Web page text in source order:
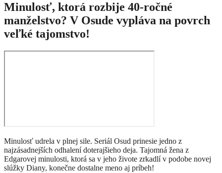
Minulosť, ktorá rozbije 40-ročné
manželstvo? V Osude vypláva na povrch
veľké tajomstvo!
Minulosť udrela v plnej sile. Seriál Osud prinesie jedno z
najzásadnejších odhalení doterajšieho deja. Tajomná žena z
Edgarovej minulosti, ktorá sa v jeho živote zrkadlí v podobe novej
slúžky Diany, konečne dostalne meno aj príbeh!